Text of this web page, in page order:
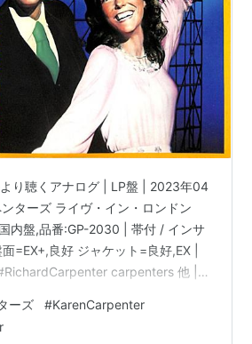
り聴くアナログ | LP盤 | 2023年04
ターズ ライヴ・イン・ロンドン
内盤,品番:GP-2030 | 帯付 / インサ
=EX+,良好 ジャケット=良好,EX |
carpenters 他 |
]［盤面=EX+,良好］［ジャケット=
保護内袋を新品交換して配送致しま
ーズ #KarenCarpenter